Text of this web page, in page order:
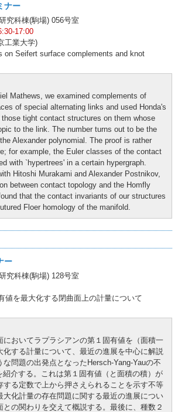
ナー
究科棟(駒場) 056号室
17:00
工業大学)
on Seifert surface complements and knot
Mathews, we examined complements of
of special alternating links and used Honda's
tight contact structures on them whose
to the link. The number turns out to be the
Alexander polynomial. The proof is rather
for example, the Euler classes of the contact
with `hypertrees' in a certain hypergraph.
Hitoshi Murakami and Alexander Postnikov,
between contact topology and the Homfly
that the contact invariants of our structures
Floer homology of the manifold.
ー
究科棟(駒場) 128号室
値を最大化する閉曲面上の計量について
においてラプラシアンの第１固有値を（面積一
化する計量について、最近の進展を中心に解説
問題の出発点となったHersch-Yang-Yauの不
紹介する。これは第１固有値（と面積の積）が
する定数で上から押さえられることを示す不等
大化計量の存在問題に関する最近の進展につい
の関わりを交えて概説する。最後に、種数２